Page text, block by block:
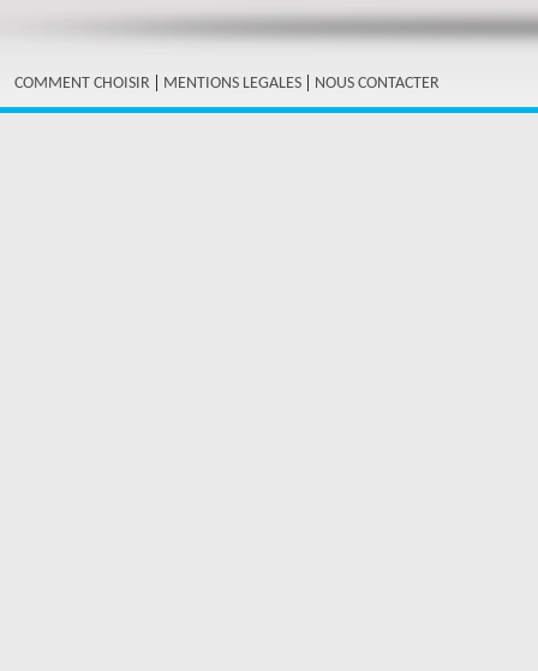
COMMENT CHOISIR | MENTIONS LEGALES | NOUS CONTACTER